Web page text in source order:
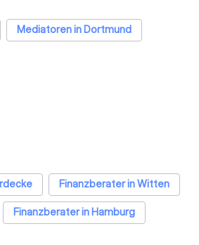
Mediatoren in Dortmund
Finanzberater in Witten
Finanzberater in Hamburg